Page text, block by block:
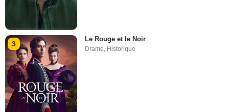
3
Le Rouge et le Noir
Drame Historique